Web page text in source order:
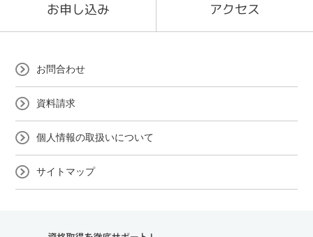
お申し込み アクセス
お問合わせ
資料請求
個人情報の取扱いについて
サイトマップ